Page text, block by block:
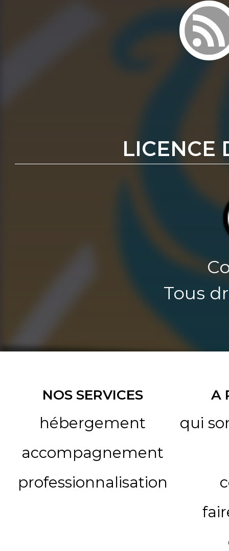
LICENCE
Tous
NOS SERVICES
hébergement
accompagnement
professionnalisation
A
qui